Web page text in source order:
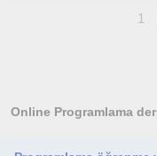
1
Online Programlama